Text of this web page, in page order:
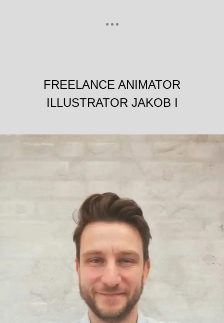
FREELANCE ANIMATOR
ILLUSTRATOR JAKOB I